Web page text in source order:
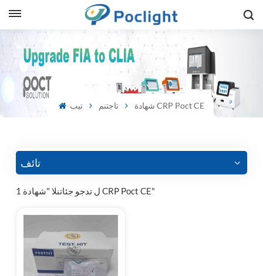
تيب تاجتنم شهادة CRP Poct CE
تائف
1 ل تدجو جئاتنلا "شهادة CRP Poct CE"